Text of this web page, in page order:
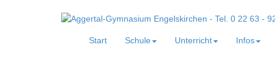
Start Schule Unterricht Infos